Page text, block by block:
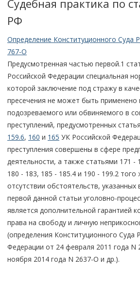
Судебная практика по
РФ
Определение Конституционного Суда
767-О
Предусмотренная частью первой.1
Российской Федерации специальная
которой заключение под стражу в
пресечения не может быть применено
подозреваемого или обвиняемого в
преступлений, предусмотренных
159.6, 160 и 165 УК Российской
преступления совершены в сфере
деятельности, а также статьями 171 -
180 - 183, 185 - 185.4 и 190 - 199.2 того
отсутствии обстоятельств, указанных
первой данной статьи уголовно-
является дополнительной гарантией
права на свободу и личную
(определения Конституционного Суда
Федерации от 24 февраля 2011 года
ноября 2014 года N 2637-О и др.).